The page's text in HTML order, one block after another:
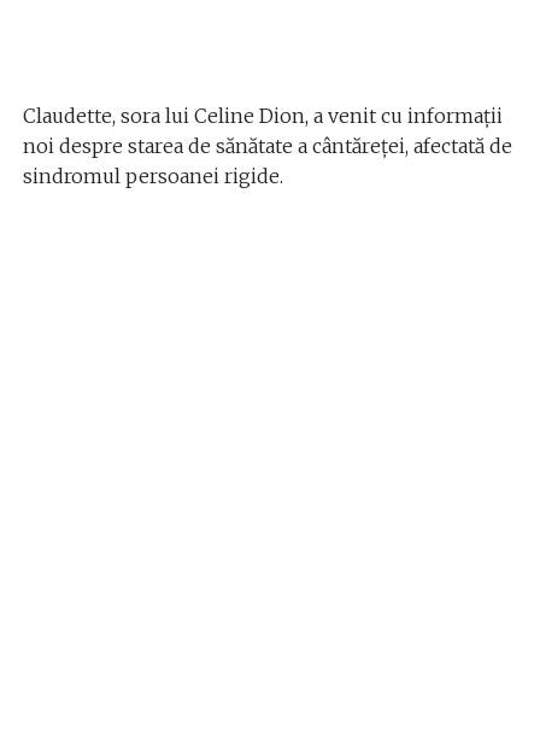
Claudette, sora lui Celine Dion, a venit cu informații
noi despre starea de sănătate a cântăreței, afectată de
sindromul persoanei rigide.